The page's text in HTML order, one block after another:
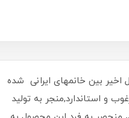
اخیر بین خانمهای ایرانی شده
و استاندارد,منجر به تولید